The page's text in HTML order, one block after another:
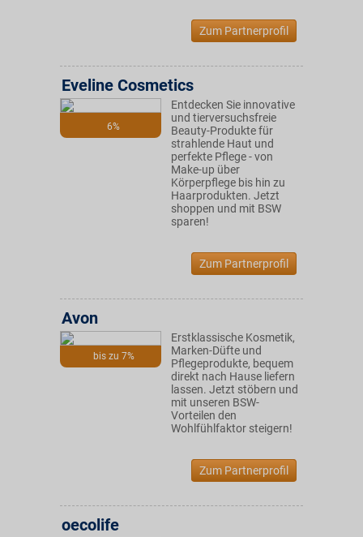
Zum Partnerprofil
6%
Eveline Cosmetics
Entdecken Sie innovative
und tierversuchsfreie
Beauty-Produkte für
strahlende Haut und
perfekte Pflege - von
Make-up über
Körperpflege bis hin zu
Haarprodukten. Jetzt
shoppen und mit BSW
sparen!
Zum Partnerprofil
bis zu 7%
Avon
Erstklassische Kosmetik,
Marken-Düfte und
Pflegeprodukte, bequem
direkt nach Hause liefern
lassen. Jetzt stöbern und
mit unseren BSW-
Vorteilen den
Wohlfühlfaktor steigern!
Zum Partnerprofil
oecolife